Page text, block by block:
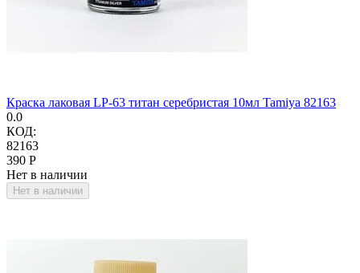
Краска лаковая LP-63 титан серебристая 10мл Tamiya 82163
0.0
КОД:
82163
‍390‍ Р
Нет в наличии
Нет в наличии